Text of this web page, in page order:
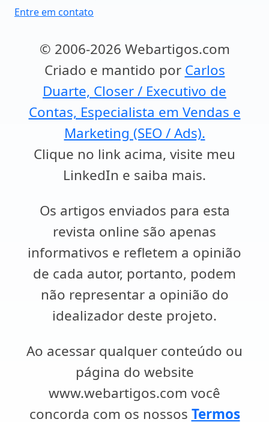
Entre em contato
© 2006-2026 Webartigos.com
Criado e mantido por Carlos
Duarte, Closer / Executivo de
Contas, Especialista em Vendas e
Marketing (SEO / Ads).
Clique no link acima, visite meu
LinkedIn e saiba mais.
Os artigos enviados para esta
revista online são apenas
informativos e refletem a opinião
de cada autor, portanto, podem
não representar a opinião do
idealizador deste projeto.
Ao acessar qualquer conteúdo ou
página do website
www.webartigos.com você
concorda com os nossos Termos